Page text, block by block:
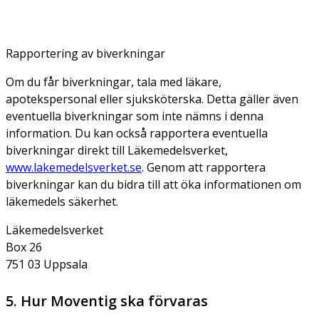
Rapportering av biverkningar
Om du får biverkningar, tala med läkare,
apotekspersonal eller sjuksköterska. Detta gäller även
eventuella biverkningar som inte nämns i denna
information. Du kan också rapportera eventuella
biverkningar direkt till Läkemedelsverket,
www.lakemedelsverket.se. Genom att rapportera
biverkningar kan du bidra till att öka informationen om
läkemedels säkerhet.
Läkemedelsverket
Box 26
751 03 Uppsala
5. Hur Moventig ska förvaras